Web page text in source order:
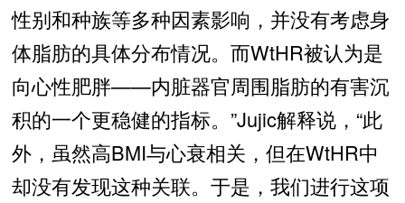
性别和种族等多种因素影响，并没有考虑身
体脂肪的具体分布情况。而WtHR被认为是
向心性肥胖——内脏器官周围脂肪的有害沉
积的一个更稳健的指标。”Jujic解释说，“此
外，虽然高BMI与心衰相关，但在WtHR中
却没有发现这种关联。于是，我们进行这项